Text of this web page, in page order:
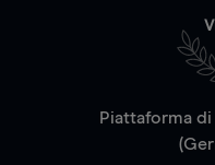
Piattaforma